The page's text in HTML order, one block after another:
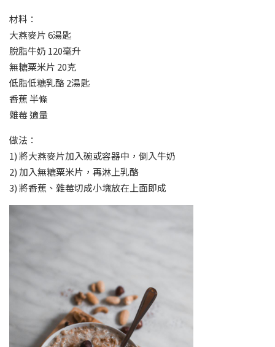
材料：
大燕麥片 6湯匙
脫脂牛奶 120毫升
無糖粟米片 20克
低脂低糖乳酪 2湯匙
香蕉 半條
雜莓 適量
做法：
1) 將大燕麥片加入碗或容器中，倒入牛奶
2) 加入無糖粟米片，再淋上乳酪
3) 將香蕉、雜莓切成小塊放在上面即成